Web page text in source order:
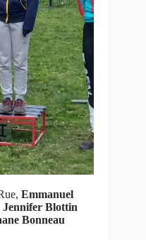
Emmanuel
Jennifer Blottin
Bonneau